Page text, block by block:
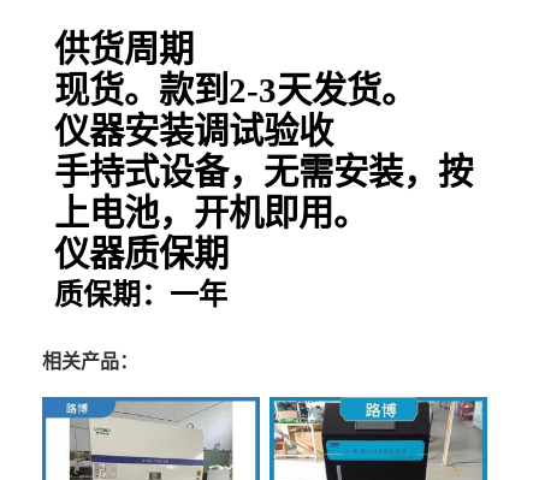
供货周期
现货。款到2-3天发货。
仪器安装调试验收
手持式设备，无需安装，按
上电池，开机即用。
仪器质保期
质保期：一年
相关产品：